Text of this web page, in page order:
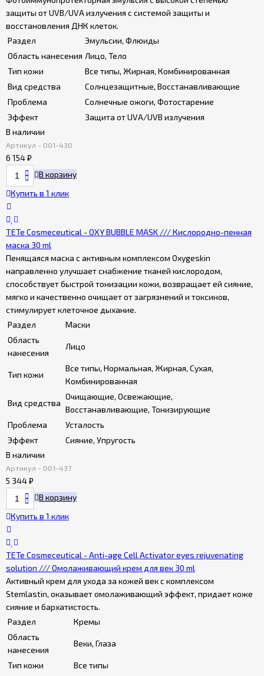
защиты от UVB/UVA излучения с системой защиты и
восстановления ДНК клеток.
Раздел
Эмульсии, Флюиды
Область нанесения Лицо, Тело
Тип кожи
Все типы, Жирная, Комбинированная
Вид средства
Солнцезащитные, Восстанавливающие
Проблема
Солнечные ожоги, Фотостарение
Эффект
Защита от UVA/UVB излучения
В наличии
Артикул - 001-430
6 154₽
В корзину
Купить в 1 клик
TETe Cosmeceutical - OXY BUBBLE MASK /// Кислородно-пенная
маска 30 ml
Пенящаяся маска с активным комплексом Oxygeskin
направленно улучшает снабжение тканей кислородом,
способствует быстрой тонизации кожи, возвращает ей сияние,
мягко и качественно очищает от загрязнений и токсинов,
стимулирует клеточное дыхание.
Раздел
Маски
Область
нанесения
Лицо
Тип кожи
Все типы, Нормальная, Жирная, Сухая,
Комбинированная
Вид средства
Очищающие, Освежающие,
Восстанавливающие, Тонизирующие
Проблема
Усталость
Эффект
Сияние, Упругость
В наличии
Артикул - 001-437
5 344₽
В корзину
Купить в 1 клик
TETe Cosmeceutical - Anti-age Cell Activator eyes rejuvenating
solution /// Омолаживающий крем для век 30 ml
Активный крем для ухода за кожей век с комплексом
Stemlastin, оказывает омолаживающий эффект, придает коже
сияние и бархатистость.
Раздел
Кремы
Область
нанесения
Веки, Глаза
Тип кожи
Все типы